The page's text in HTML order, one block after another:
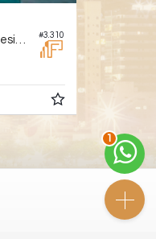
#3.310
4
2